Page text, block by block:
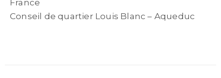
France
Conseil de quartier Louis Blanc – Aqueduc